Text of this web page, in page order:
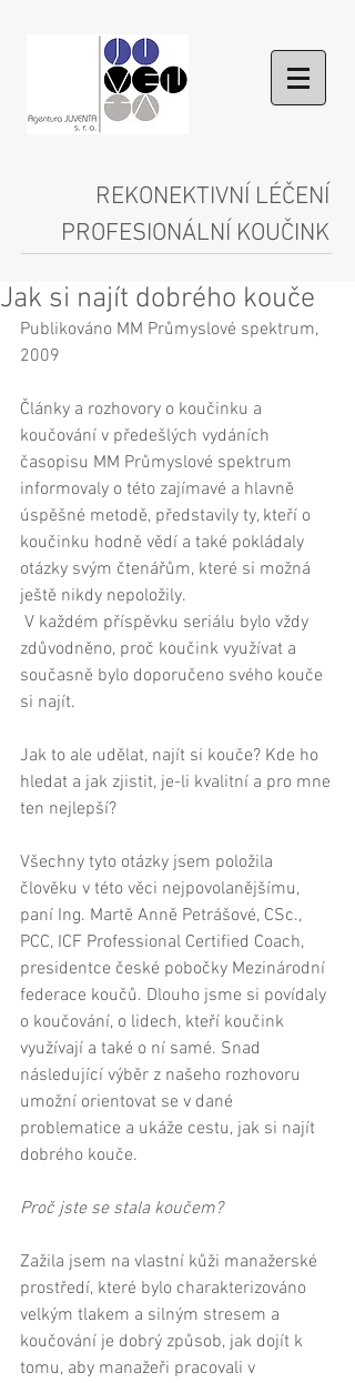
PROFESIONÁLNÍ KOUČINK
REKONEKTIVNÍ LÉČENÍ
Jak si najít dobrého kouče
Publikováno MM Průmyslové spektrum,
2009
Články a rozhovory o koučinku a
koučování v předešlých vydáních
časopisu MM Průmyslové spektrum
informovaly o této zajímavé a hlavně
úspěšné metodě, představily ty, kteří o
koučinku hodně vědí a také pokládaly
otázky svým čtenářům, které si možná
ještě nikdy nepoložily.
zdůvodněno, proč koučink využívat a
současně bylo doporučeno svého kouče
si najít.
Jak to ale udělat, najít si kouče? Kde ho
hledat a jak zjistit, je-li kvalitní a pro mne
ten nejlepší?
Všechny tyto otázky jsem položila
člověku v této věci nejpovolanějšímu,
paní Ing. Martě Anně Petrášové, CSc.,
PCC, ICF Professional Certified Coach,
presidentce české pobočky Mezinárodní
federace koučů. Dlouho jsme si povídaly
o koučování, o lidech, kteří koučink
využívají a také o ní samé. Snad
následující výběr z našeho rozhovoru
umožní orientovat se v dané
problematice a ukáže cestu, jak si najít
dobrého kouče.
Proč jste se stala koučem?
Zažila jsem na vlastní kůži manažerské
prostředí, které bylo charakterizováno
velkým tlakem a silným stresem a
koučování je dobrý způsob, jak dojít k
tomu, aby manažeři pracovali v